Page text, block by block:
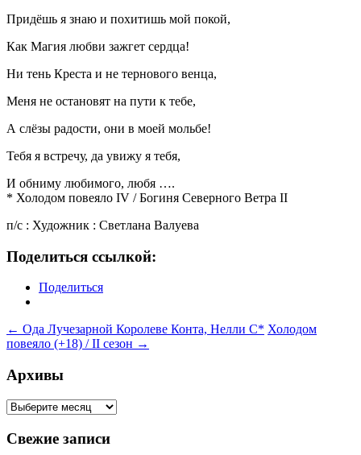
Придёшь я знаю и похитишь мой покой,
Как Магия любви зажгет сердца!
Ни тень Креста и не тернового венца,
Меня не остановят на пути к тебе,
А слёзы радости, они в моей мольбе!
Тебя я встречу, да увижу я тебя,
И обниму любимого, любя ….
* Холодом повеяло IV / Богиня Северного Ветра II
п/с : Художник : Светлана Валуева
Поделиться ссылкой:
Поделиться
Навигация
по
записям
← Ода Лучезарной Королеве Конта, Нелли С* Холодом
повеяло (+18) / II сезон →
Архивы
Архивы
Свежие записи